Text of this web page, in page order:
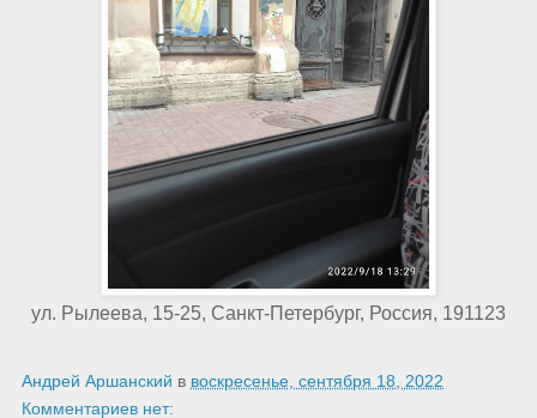
ул. Рылеева, 15-25, Санкт-Петербург, Россия, 191123
Андрей Аршанский в воскресенье, сентября 18, 2022
Комментариев нет: